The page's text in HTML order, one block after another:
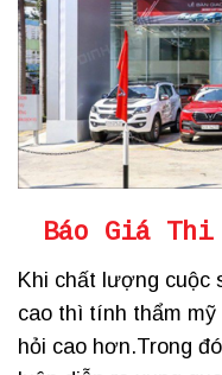
Báo Giá Thi
Khi chất lượng cuộc
cao thì tính thẩm
hỏi cao hơn.Trong